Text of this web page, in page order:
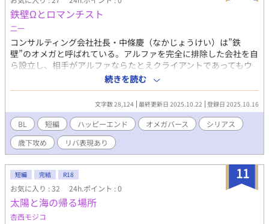
鉄壁Ωとロマンチスト
二一
コンサルティング会社社長・中條慶（なかじょうけい）は”鉄
壁”のオメガと呼ばれている。アルファを完全に排除した会社を自
ら設立し、相手がアルファならたとえクライアントであってもウ
ェブ経由でしか接触しないという徹底ぶりだ。 そんな慶が『世界
を牽引する100人』のうちのひとりに選ばれた。海外で行われる
レセプションパーティに出席するにあたり、随伴できるのはひと
りだけ。 そして、腹心の部下が推薦してきた百々清埜（ももすが
の）は慶の忌み嫌うアルファ性だった。 当然慶は清埜を拒否す
るが、万が一があれば自分を刺していいという彼を、一旦は受け
入れざるを得なくなり……。 鉄壁のオメガは”運命”から逃れら
れるのか、それとも――？
続きを読む
文字数 28,124 最終更新日 2025.10.22 登録日 2025.10.16
BL 短編 ハッピーエンド オメガバース
シリアス
歳下攻め
リバ表現あり
11
短編 完結 R18
お気に入り : 32 24h.ポイント : 0
太陽と海の帰る場所
杏西モジコ